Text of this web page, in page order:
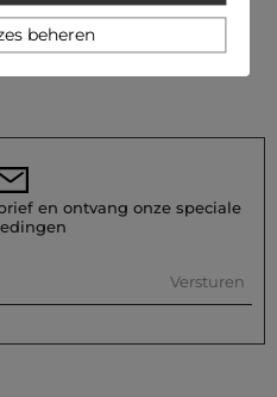
wordt ideaal gedragen
gecombineerd met
om de vezels
lage temperatuur (maximaal
gebruiken, wat sterk wordt
en ontvang onze speciale
Versturen
beheren